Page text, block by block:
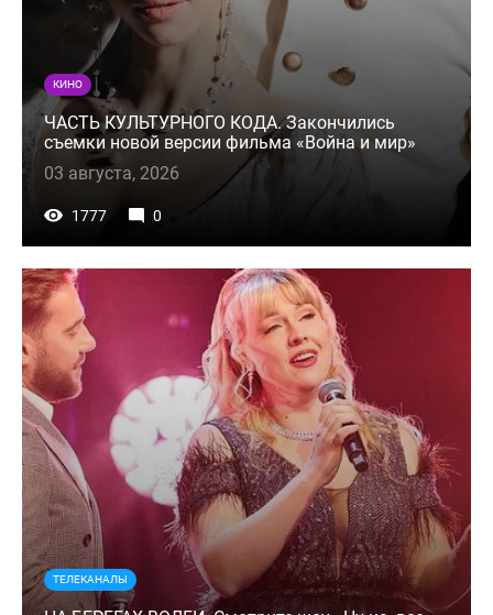
КИНО
ЧАСТЬ КУЛЬТУРНОГО КОДА. Закончились
съемки новой версии фильма «Война и мир»
03 августа, 2026
1777 0
ТЕЛЕКАНАЛЫ